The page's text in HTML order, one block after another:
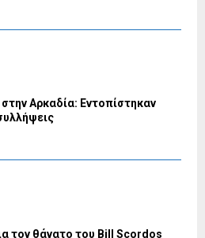
Αρκαδία: Εντοπίστηκαν
τον θάνατο του Bill Scordos